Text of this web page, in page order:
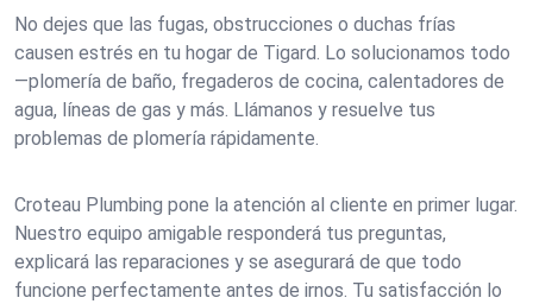
No dejes que las fugas, obstrucciones o duchas frías
causen estrés en tu hogar de Tigard. Lo solucionamos todo
—plomería de baño, fregaderos de cocina, calentadores de
agua, líneas de gas y más. Llámanos y resuelve tus
problemas de plomería rápidamente.
Croteau Plumbing pone la atención al cliente en primer lugar.
Nuestro equipo amigable responderá tus preguntas,
explicará las reparaciones y se asegurará de que todo
funcione perfectamente antes de irnos. Tu satisfacción lo